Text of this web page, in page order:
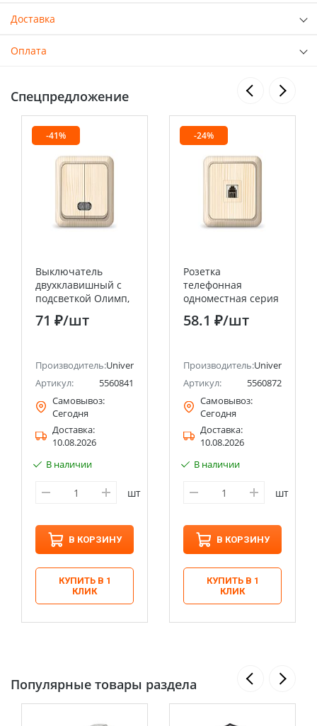
Доставка
Оплата
Спецпредложение
(ранее Schneider Electric)
-41%
Выключатель
двухклавишный с
подсветкой Олимп,
открытой
установки, 10А,
71 ₽/шт
Производитель:Universal
Артикул:
5560841
Самовывоз:
Сегодня
Доставка:
10.08.2026
В наличии
шт
В КОРЗИНУ
КУПИТЬ В 1
КЛИК
-24%
Розетка
телефонная
одноместная серия
"Олимп",о/у, 1А,
RJ12, сосна
58.1 ₽/шт
Производитель:Universal
Артикул:
5560872
Самовывоз:
Сегодня
Доставка:
10.08.2026
В наличии
шт
В КОРЗИНУ
КУПИТЬ В 1
КЛИК
Популярные товары раздела